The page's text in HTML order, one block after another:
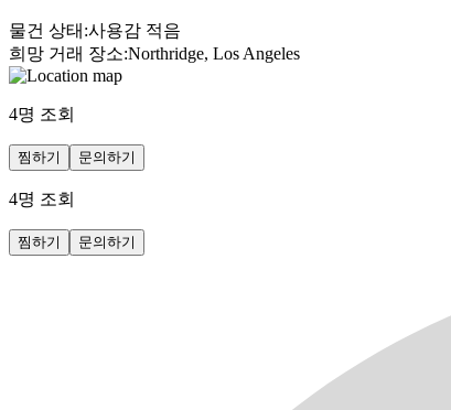
물건 상태 :사용감 적음
희망 거래 장소:Northridge, Los Angeles
4명 조회
찜하기 문의하기
4명 조회
찜하기 문의하기